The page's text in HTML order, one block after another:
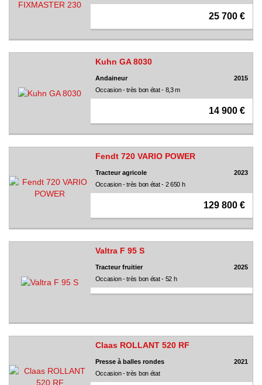
25 700 €
Kuhn GA 8030
Andaineur
2015
Occasion - très bon état - 8,3 m
14 900 €
Fendt 720 VARIO POWER
Tracteur agricole
2023
Occasion - très bon état - 2 650 h
129 800 €
Valtra F 95 S
Tracteur fruitier
2025
Occasion - très bon état - 52 h
Claas ROLLANT 520 RF
Presse à balles rondes
2021
Occasion - très bon état